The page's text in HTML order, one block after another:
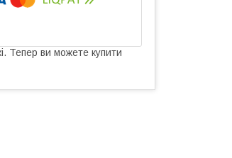
Тепер ви можете купити